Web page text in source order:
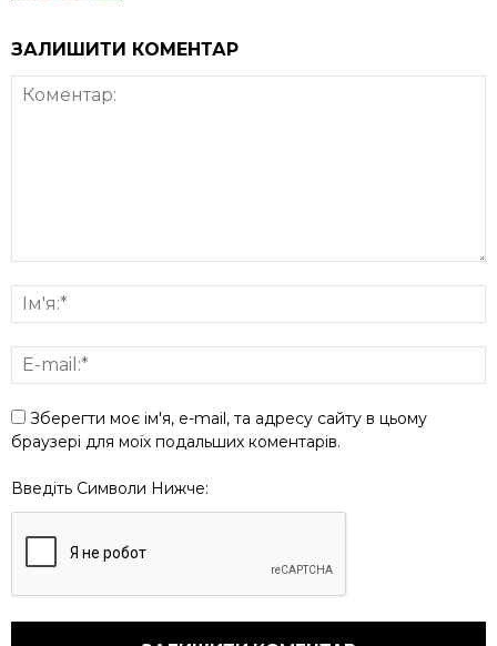
ЗАЛИШИТИ КОМЕНТАР
Зберегти моє ім'я, e-mail, та адресу сайту в цьому
браузері для моїх подальших коментарів.
Введіть Символи Нижче: